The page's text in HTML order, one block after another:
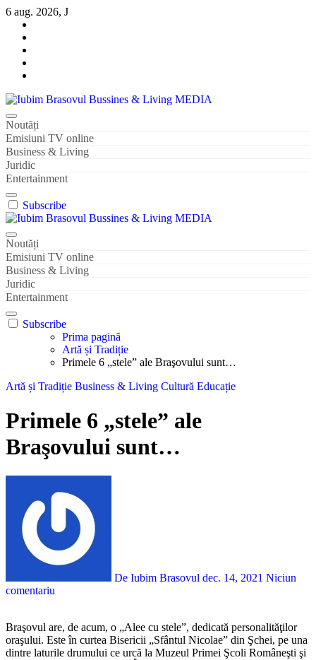
Sari
conținut
6 aug. 2026, J
Iubim Brasovul Bussines & Living MEDIA
Din pasiune și dragoste pentru Brașoveni
Noutăți
Emisiuni TV online
Business & Living
Juridic
Entertainment
Subscribe
Iubim Brasovul Bussines & Living MEDIA
Din pasiune și dragoste pentru Brașoveni
Noutăți
Emisiuni TV online
Business & Living
Juridic
Entertainment
Subscribe
Prima pagină
Artă și Tradiție
Primele 6 „stele” ale Braşovului sunt…
Artă și Tradiție Business & Living Cultură Educație
Primele 6 „stele” ale
Braşovului sunt…
De Iubim Brasovul dec. 14, 2021 Niciun
comentariu
Braşovul are, de acum, o „Alee cu stele”, dedicată personalităţilor
oraşului. Este în curtea Bisericii „Sfântul Nicolae” din Şchei, pe una
dintre laturile drumului ce urcă la Muzeul Primei Şcoli Româneşti şi